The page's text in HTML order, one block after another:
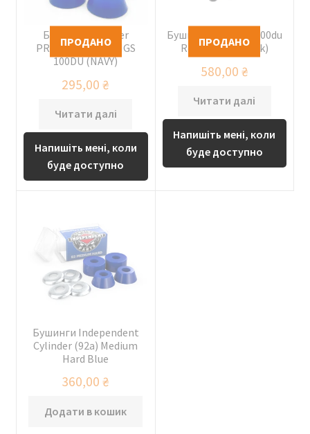
Бушинги Thunder
PREMIUM BUSHINGS
100DU (NAVY)
295,00₴
Читати далі
Напишіть мені, коли
буде доступно
Бушинги Thunder 100du
Rebuild Kit (black)
580,00 ₴
Читати далі
Напишіть мені, коли
буде доступно
Бушинги Independent
Cylinder (92a) Medium
Hard Blue
360,00₴
Додати в кошик